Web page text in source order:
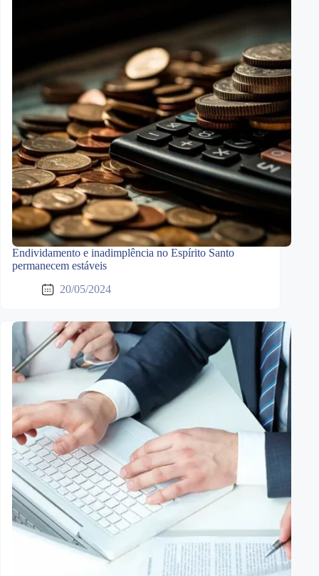
Endividamento e inadimplência no Espírito Santo
permanecem estáveis
20/05/2024